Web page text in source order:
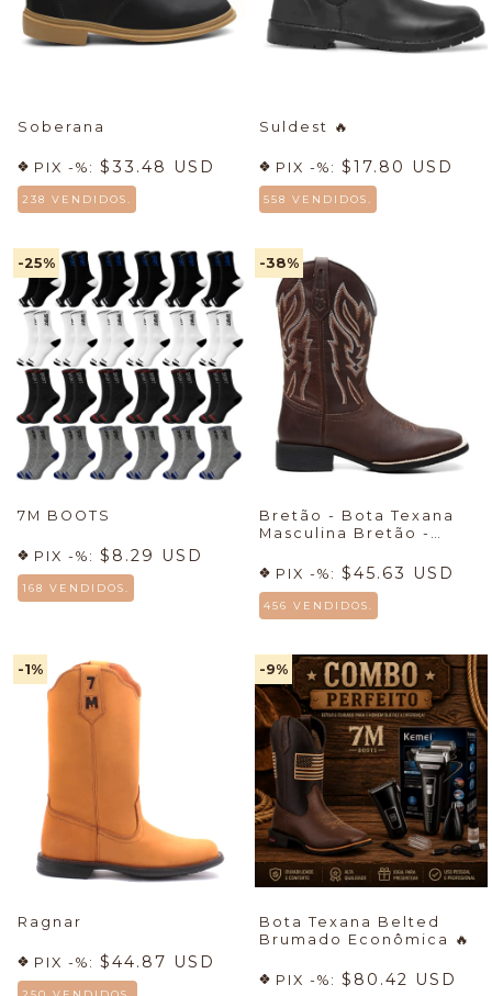
Soberana
PIX -%: $33.48 USD
238 VENDIDOS.
Suldest 🔥
PIX -%: $17.80 USD
558 VENDIDOS.
-25%
7M BOOTS
PIX -%: $8.29 USD
168 VENDIDOS.
-38%
Bretão - Bota Texana
Masculina Bretão -
Cueca🔥
PIX -%: $45.63 USD
456 VENDIDOS.
-1%
Ragnar
PIX -%: $44.87 USD
-9%
Bota Texana Belted
Brumado Econômica
🔥
PIX -%: $80.42 USD